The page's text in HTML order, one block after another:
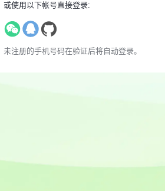
或使用以下帐号直接登录:
未注册的手机号码在验证后将自动登录。